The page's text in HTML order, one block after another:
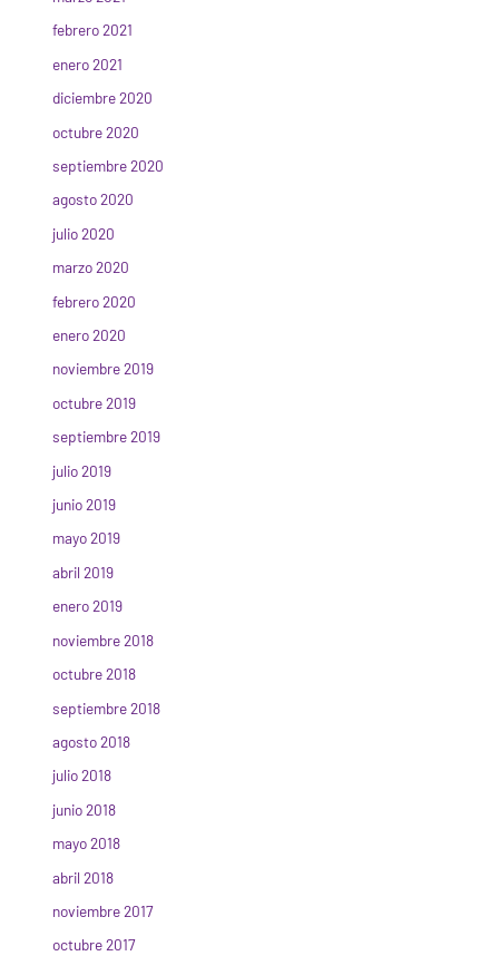
febrero 2021
enero 2021
diciembre 2020
octubre 2020
septiembre 2020
agosto 2020
julio 2020
marzo 2020
febrero 2020
enero 2020
noviembre 2019
octubre 2019
septiembre 2019
julio 2019
junio 2019
mayo 2019
abril 2019
enero 2019
noviembre 2018
octubre 2018
septiembre 2018
agosto 2018
julio 2018
junio 2018
mayo 2018
abril 2018
noviembre 2017
octubre 2017